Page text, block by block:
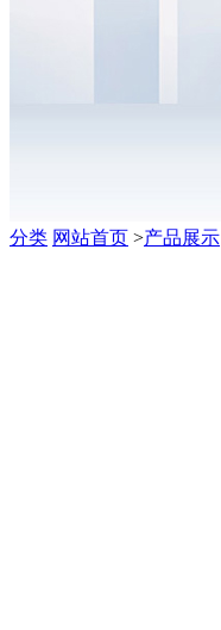
分类 网站首页 >产品展示